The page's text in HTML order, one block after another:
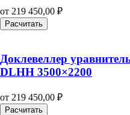
от 219 450,00 ₽
Расчитать
Доклевеллер
DLHH 3500×2200
от 219 450,00 ₽
Расчитать